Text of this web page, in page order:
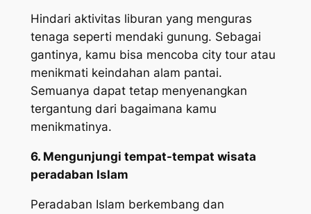
Hindari aktivitas liburan yang menguras
tenaga seperti mendaki gunung. Sebagai
gantinya, kamu bisa mencoba city tour atau
menikmati keindahan alam pantai.
Semuanya dapat tetap menyenangkan
tergantung dari bagaimana kamu
menikmatinya.
6. Mengunjungi tempat-tempat wisata
peradaban Islam
Peradaban Islam berkembang dan